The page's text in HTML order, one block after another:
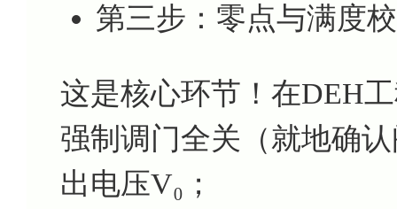
第三步：零点与满度
这是核心环节！在DEH
强制调门全关（就地确
出电压V₀；